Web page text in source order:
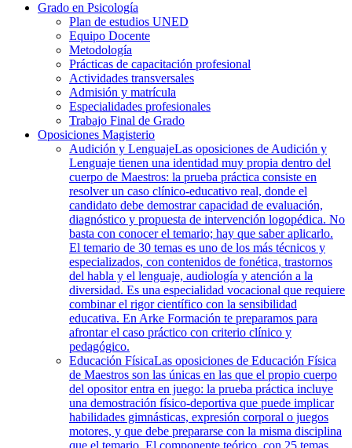
Grado en Psicología
Plan de estudios UNED
Equipo Docente
Metodología
Prácticas de capacitación profesional
Actividades transversales
Admisión y matrícula
Especialidades profesionales
Trabajo Final de Grado
Oposiciones Magisterio
Audición y LenguajeLas oposiciones de Audición y
Lenguaje tienen una identidad muy propia dentro del
cuerpo de Maestros: la prueba práctica consiste en
resolver un caso clínico-educativo real, donde el
candidato debe demostrar capacidad de evaluación,
diagnóstico y propuesta de intervención logopédica. No
basta con conocer el temario; hay que saber aplicarlo.
El temario de 30 temas es uno de los más técnicos y
especializados, con contenidos de fonética, trastornos
del habla y el lenguaje, audiología y atención a la
diversidad. Es una especialidad vocacional que requiere
combinar el rigor científico con la sensibilidad
educativa. En Arke Formación te preparamos para
afrontar el caso práctico con criterio clínico y
pedagógico.
Educación FísicaLas oposiciones de Educación Física
de Maestros son las únicas en las que el propio cuerpo
del opositor entra en juego: la prueba práctica incluye
una demostración físico-deportiva que puede implicar
habilidades gimnásticas, expresión corporal o juegos
motores, y que debe prepararse con la misma disciplina
que el temario. El componente teórico, con 25 temas